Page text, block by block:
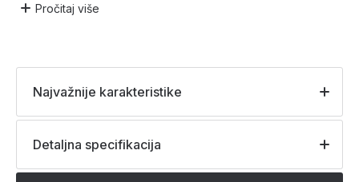
Pročitaj više
Najvažnije karakteristike
Detaljna specifikacija